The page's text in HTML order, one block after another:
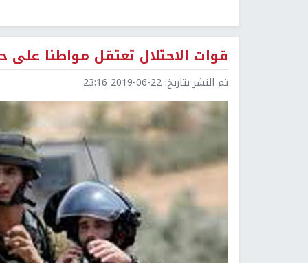
قوات الاحتلال تعتقل مواطنا على
تم النشر بتاريخ: 2019-06-22 23:16